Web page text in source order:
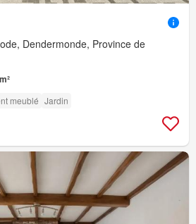
Dendermonde, Province de
meublé Jardin